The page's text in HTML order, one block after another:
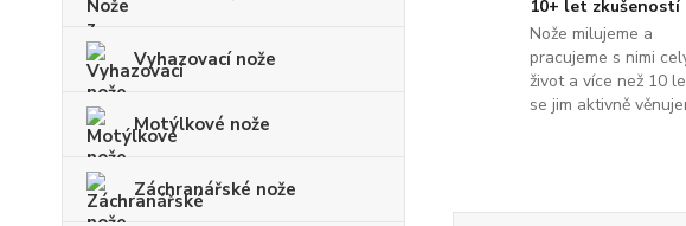
Vyhazovací nože
Motýlkové nože
Záchranářské nože
10+ let zkušeností
Nože milujeme a
pracujeme s nimi
život a více než 10
se jim aktivně